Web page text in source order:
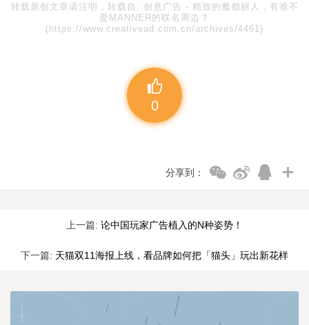
转载原创文章请注明，转载自: 创意广告 - 精致的魔都丽人，有谁不
爱MANNER的联名周边？
(https://www.creativead.com.cn/archives/4461)
0
分享到：
上一篇: 论中国玩家广告植入的N种姿势！
下一篇: 天猫双11海报上线，看品牌如何把「猫头」玩出新花样